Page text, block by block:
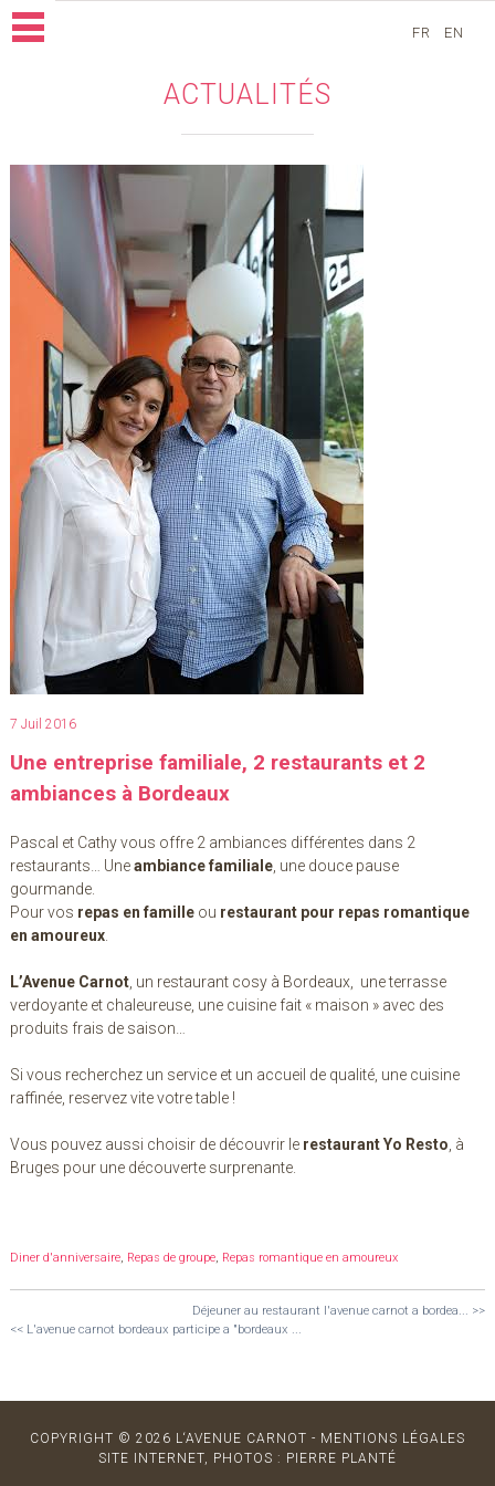
FR EN
ACTUALITÉS
7 Juil 2016
Une entreprise familiale, 2 restaurants et 2
ambiances à Bordeaux
Pascal et Cathy vous offre 2 ambiances différentes dans 2
restaurants… Uneambiance familiale, une douce pause
gourmande.
Pour vos repas en familleou restaurant pour repas romantique
en amoureux.
L’Avenue Carnot, un restaurant cosy à Bordeaux, une terrasse
verdoyante et chaleureuse, une cuisine fait « maison » avec des
produits frais de saison…
Si vous recherchez un service et un accueil de qualité, une cuisine
raffinée, reservez vite votre table !
Vous pouvez aussi choisir de découvrir le restaurant Yo Resto , à
Bruges pour une découverte surprenante.
Diner d'anniversaire, Repas de groupe, Repas romantique en amoureux
Déjeuner au restaurant l'avenue carnot a bordea... >>
<< L'avenue carnot bordeaux participe a "bordeaux ...
COPYRIGHT © 2026 L‘AVENUE CARNOT - MENTIONS LÉGALES
SITE INTERNET, PHOTOS : PIERRE PLANTÉ